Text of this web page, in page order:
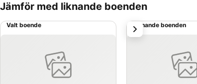
Jämför med liknande boenden
Valt boende Liknande boenden
nästa